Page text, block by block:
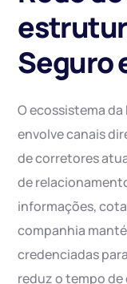
Seguro
O ecossistema
envolve canais
de corretores
de
informações,
companhia
credenciadas
reduz o tempo